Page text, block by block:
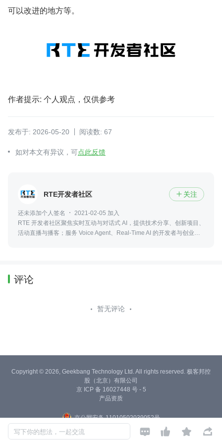
可以改进的地方等。
作者提示: 个人观点，仅供参考
发布于: 2026-05-20 阅读数: 67
如对本文有异议，可点此反馈
RTE开发者社区  关注
还未添加个人签名
2021-02-05 加入
RTE 开发者社区聚焦实时互动与对话式 AI，提供技术分享、创新项目、
活动直播与播客；服务 Voice Agent、Real-Time AI 的开发者与创业
评论
暂无评论
写下你的想法，一起交流    
Copyright © 2026, Geekbang Technology Ltd. All rights reserved. 极客邦控
股（北京）有限公司
京 ICP 备 16027448 号 - 5
产品资质
京公网安备 11010502039052号